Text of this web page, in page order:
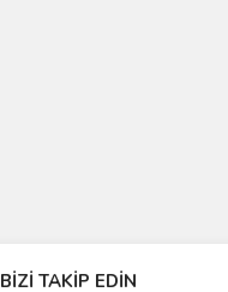
BİZİ TAKİP EDİN